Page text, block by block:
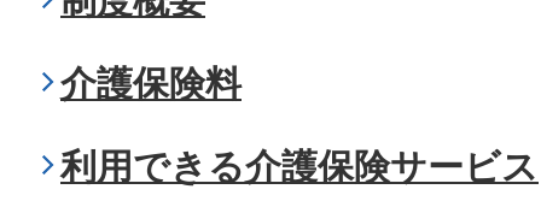
介護保険料
利用できる介護保険サービス